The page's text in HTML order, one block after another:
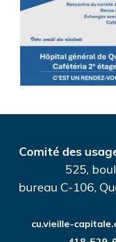
Comité des
525,
bureau C-106,
cu.vieille-